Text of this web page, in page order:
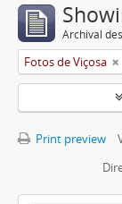
Archival
Fotos de Viçosa
Print preview